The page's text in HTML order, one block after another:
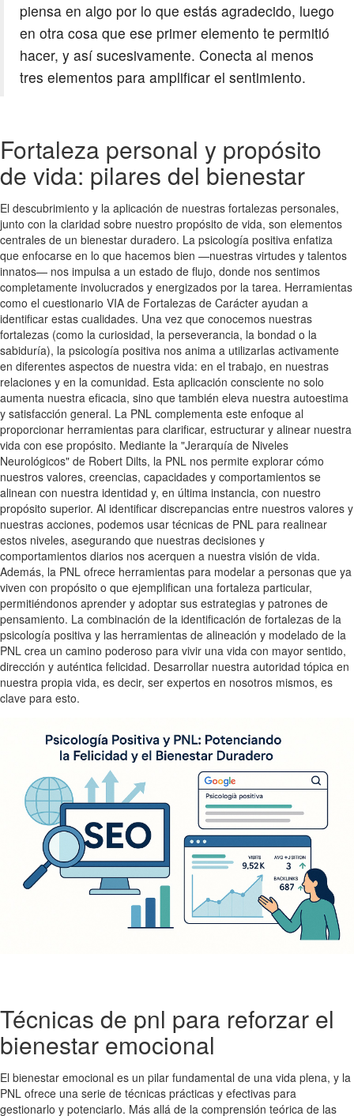
piensa en algo por lo que estás agradecido, luego
en otra cosa que ese primer elemento te permitió
hacer, y así sucesivamente. Conecta al menos
tres elementos para amplificar el sentimiento.
Fortaleza personal y propósito
de vida: pilares del bienestar
El descubrimiento y la aplicación de nuestras fortalezas personales,
junto con la claridad sobre nuestro propósito de vida, son elementos
centrales de un bienestar duradero. La psicología positiva enfatiza
que enfocarse en lo que hacemos bien —nuestras virtudes y talentos
innatos— nos impulsa a un estado de flujo, donde nos sentimos
completamente involucrados y energizados por la tarea. Herramientas
como el cuestionario VIA de Fortalezas de Carácter ayudan a
identificar estas cualidades. Una vez que conocemos nuestras
fortalezas (como la curiosidad, la perseverancia, la bondad o la
sabiduría), la psicología positiva nos anima a utilizarlas activamente
en diferentes aspectos de nuestra vida: en el trabajo, en nuestras
relaciones y en la comunidad. Esta aplicación consciente no solo
aumenta nuestra eficacia, sino que también eleva nuestra autoestima
y satisfacción general. La PNL complementa este enfoque al
proporcionar herramientas para clarificar, estructurar y alinear nuestra
vida con ese propósito. Mediante la "Jerarquía de Niveles
Neurológicos" de Robert Dilts, la PNL nos permite explorar cómo
nuestros valores, creencias, capacidades y comportamientos se
alinean con nuestra identidad y, en última instancia, con nuestro
propósito superior. Al identificar discrepancias entre nuestros valores y
nuestras acciones, podemos usar técnicas de PNL para realinear
estos niveles, asegurando que nuestras decisiones y
comportamientos diarios nos acerquen a nuestra visión de vida.
Además, la PNL ofrece herramientas para modelar a personas que ya
viven con propósito o que ejemplifican una fortaleza particular,
permitiéndonos aprender y adoptar sus estrategias y patrones de
pensamiento. La combinación de la identificación de fortalezas de la
psicología positiva y las herramientas de alineación y modelado de la
PNL crea un camino poderoso para vivir una vida con mayor sentido,
dirección y auténtica felicidad. Desarrollar nuestra autoridad tópica en
nuestra propia vida, es decir, ser expertos en nosotros mismos, es
clave para esto.
Técnicas de pnl para reforzar el
bienestar emocional
El bienestar emocional es un pilar fundamental de una vida plena, y la
PNL ofrece una serie de técnicas prácticas y efectivas para
gestionarlo y potenciarlo. Más allá de la comprensión teórica de las